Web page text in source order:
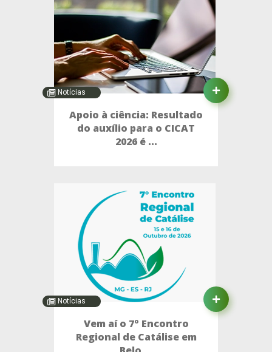
Notícias
Apoio à ciência: Resultado
do auxílio para o CICAT
2026 é ...
Notícias
Vem aí o 7º Encontro
Regional de Catálise em